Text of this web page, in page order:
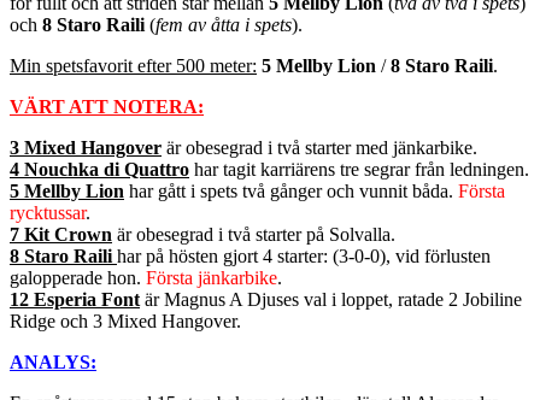
och 8 Staro Raili (fem av åtta i spets).
Min spetsfavorit efter 500 meter: 5 Mellby Lion /8 Staro Raili.
VÄRT ATT NOTERA:
3 Mixed Hangover är obesegrad i två starter med jänkarbike.
4 Nouchka di Quattro har tagit karriärens tre segrar från ledningen.
5 Mellby Lion har gått i spets två gånger och vunnit båda. Första
rycktussar.
7 Kit Crown är obesegrad i två starter på Solvalla.
8 Staro Raili har på hösten gjort 4 starter: (3-0-0), vid förlusten
galopperade hon. Första jänkarbike.
12 Esperia Font är Magnus A Djuses val i loppet, ratade 2 Jobiline
Ridge och 3 Mixed Hangover.
ANALYS: